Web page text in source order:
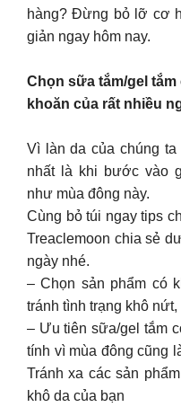
hàng? Đừng bỏ lỡ cơ
giản ngay hôm nay.
Chọn sữa tắm/gel
khoăn của rất nhiều
Vì làn da của chúng
nhất là khi bước vào
như mùa đông này.
Cùng bỏ túi ngay tips
Treaclemoon chia sẻ
ngày nhé.
– Chọn sản phẩm có
tránh tình trạng khô nứt,
– Ưu tiên sữa/gel tắm
tính vì mùa đông cũng
Tránh xa các sản
khô da của bạn